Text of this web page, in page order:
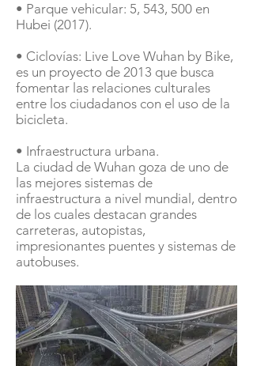
• Parque vehicular: 5, 543, 500 en
Hubei (2017).
• Ciclovías: Live Love Wuhan by Bike,
es un proyecto de 2013 que busca
fomentar las relaciones culturales
entre los ciudadanos con el uso de la
bicicleta.
• Infraestructura urbana.
La ciudad de Wuhan goza de uno de
las mejores sistemas de
infraestructura a nivel mundial, dentro
de los cuales destacan grandes
carreteras, autopistas,
impresionantes puentes y sistemas de
autobuses.